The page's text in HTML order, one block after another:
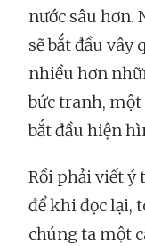
nước sâu hơn.
sẽ bắt đầu vây
nhiều hơn
bức tranh,
bắt đầu hiện
Rồi phải viết ý
để khi đọc lại,
chúng ta một